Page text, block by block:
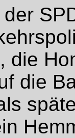
die
die